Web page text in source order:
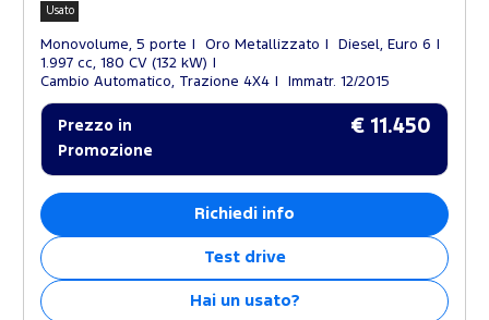
Usato
Monovolume, 5 porte Oro Metallizzato
Diesel, Euro 6
1.997 cc, 180 CV (132 kW)
Cambio Automatico, Trazione 4X4
Immatr. 12/2015
Prezzo in
Promozione
€ 11.450
Richiedi info
Test drive
Hai un usato?